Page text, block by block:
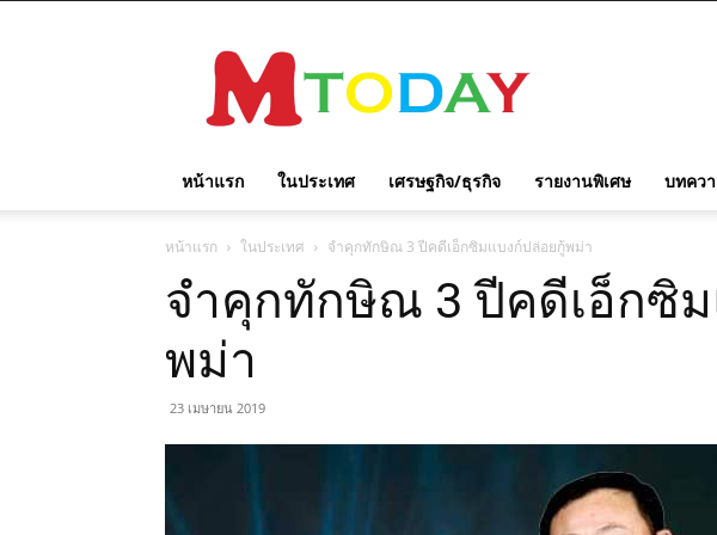
TODAY
หน้าแรก ในประเทศ เศรษฐกิจ/ธุรกิจ รายงานพิเศษ บทคว
หน้าแรก ในประเทศ จำคุกทักษิณ 3 ปีคดีเอ็กซิมแบงก์ปล่อยกู้พม่า
จำคุกทักษิณ 3 ปีคดีเอ็กซิ
พม่า
23 เมษายน 2019